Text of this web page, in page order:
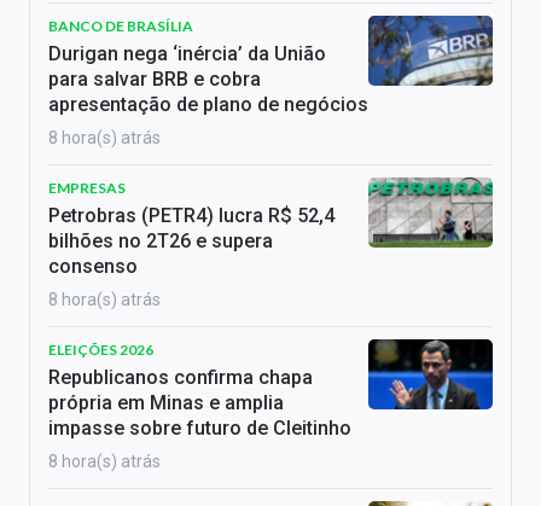
BANCO DE BRASÍLIA
Durigan nega ‘inércia’ da União
para salvar BRB e cobra
apresentação de plano de negócios
8 hora(s) atrás
EMPRESAS
Petrobras (PETR4) lucra R$ 52,4
bilhões no 2T26 e supera
consenso
8 hora(s) atrás
ELEIÇÕES 2026
Republicanos confirma chapa
própria em Minas e amplia
impasse sobre futuro de Cleitinho
8 hora(s) atrás